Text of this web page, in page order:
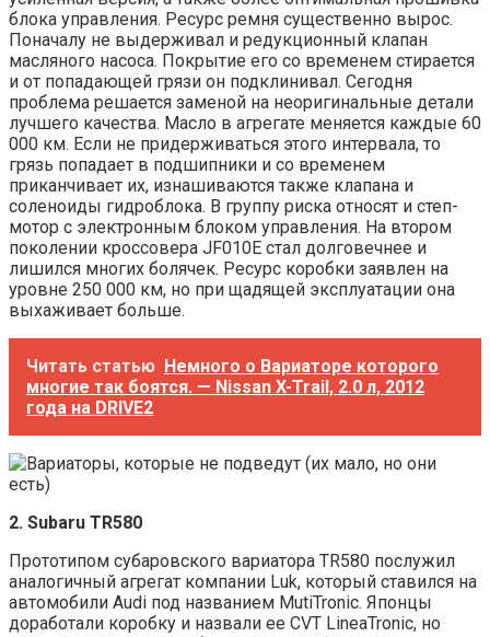
блока управления. Ресурс ремня существенно вырос.
Поначалу не выдерживал и редукционный клапан
масляного насоса. Покрытие его со временем стирается
и от попадающей грязи он подклинивал. Сегодня
проблема решается заменой на неоригинальные детали
лучшего качества. Масло в агрегате меняется каждые 60
000 км. Если не придерживаться этого интервала, то
грязь попадает в подшипники и со временем
приканчивает их, изнашиваются также клапана и
соленоиды гидроблока. В группу риска относят и степ-
мотор с электронным блоком управления. На втором
поколении кроссовера JF010E стал долговечнее и
лишился многих болячек. Ресурс коробки заявлен на
уровне 250 000 км, но при щадящей эксплуатации она
выхаживает больше.
Читать статью Немного о Вариаторе которого
многие так боятся. — Nissan X-Trail, 2.0 л, 2012
года на DRIVE2
2. Subaru TR580
Прототипом субаровского вариатора TR580 послужил
аналогичный агрегат компании Luk, который ставился на
автомобили Audi под названием MutiTronic. Японцы
доработали коробку и назвали ее CVT LineaTronic, но